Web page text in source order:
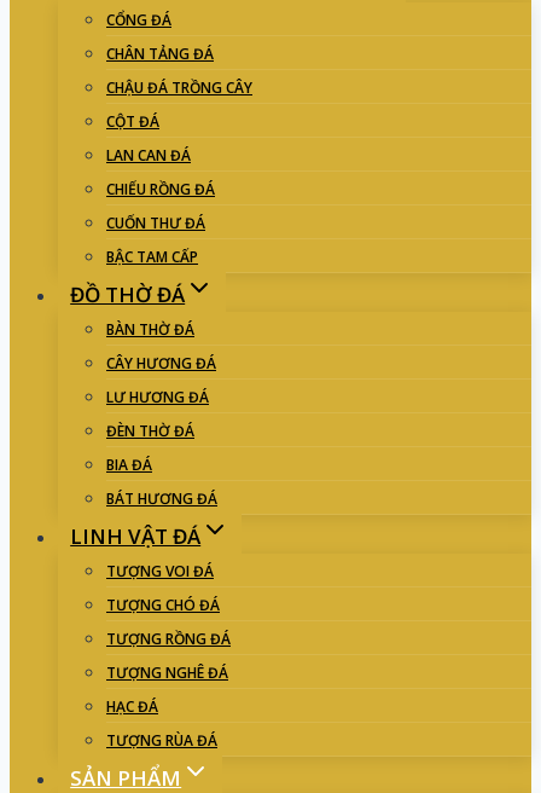
CỔNG ĐÁ
CHÂN TẢNG ĐÁ
CHẬU ĐÁ TRỒNG CÂY
CỘT ĐÁ
LAN CAN ĐÁ
CHIẾU RỒNG ĐÁ
CUỐN THƯ ĐÁ
BẬC TAM CẤP
ĐỒ THỜ ĐÁ
BÀN THỜ ĐÁ
CÂY HƯƠNG ĐÁ
LƯ HƯƠNG ĐÁ
ĐÈN THỜ ĐÁ
BIA ĐÁ
BÁT HƯƠNG ĐÁ
LINH VẬT ĐÁ
TƯỢNG VOI ĐÁ
TƯỢNG CHÓ ĐÁ
TƯỢNG RỒNG ĐÁ
TƯỢNG NGHÊ ĐÁ
HẠC ĐÁ
TƯỢNG RÙA ĐÁ
SẢN PHẨM